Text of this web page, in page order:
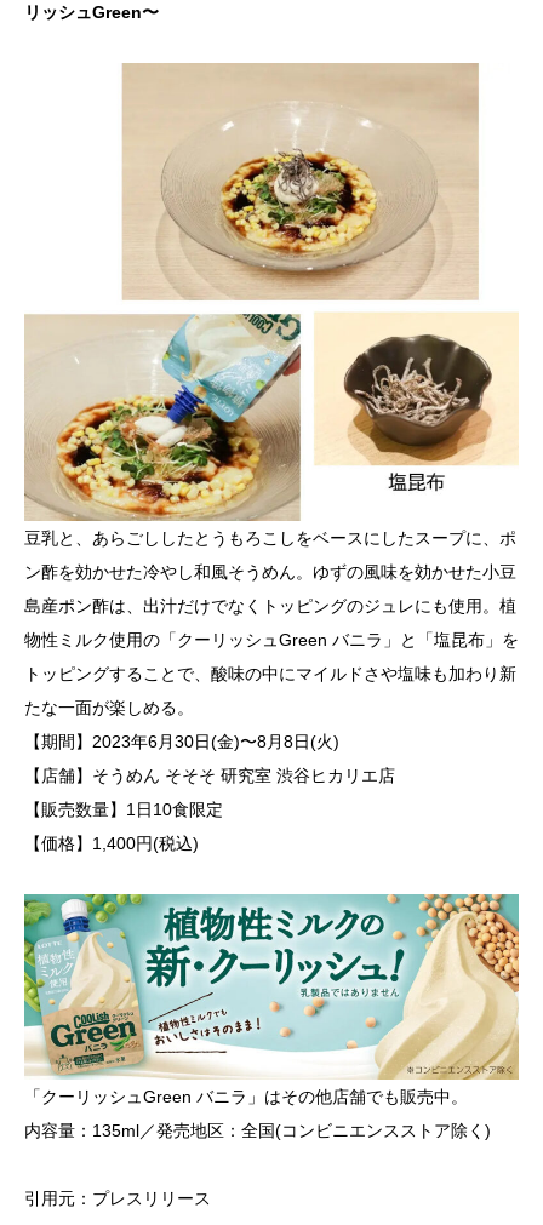
リッシュGreen〜
豆乳と、あらごししたとうもろこしをベースにしたスープに、ポ
ン酢を効かせた冷やし和風そうめん。ゆずの風味を効かせた小豆
島産ポン酢は、出汁だけでなくトッピングのジュレにも使用。植
物性ミルク使用の「クーリッシュGreen バニラ」と「塩昆布」を
トッピングすることで、酸味の中にマイルドさや塩味も加わり新
たな一面が楽しめる。
【期間】2023年6月30日(金)〜8月8日(火)
【店舗】そうめん そそそ 研究室 渋谷ヒカリエ店
【販売数量】1日10食限定
【価格】1,400円(税込)
「クーリッシュGreen バニラ」はその他店舗でも販売中。
内容量：135ml／発売地区：全国(コンビニエンスストア除く)
引用元：プレスリリース